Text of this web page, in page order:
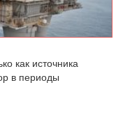
как источника
в периоды